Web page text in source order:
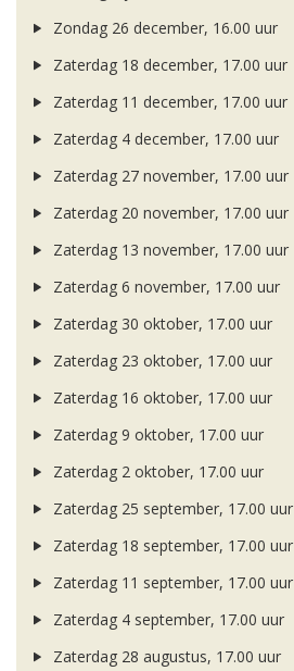
Zondag 26 december, 16.00 uur
Zaterdag 18 december, 17.00 uur
Zaterdag 11 december, 17.00 uur
Zaterdag 4 december, 17.00 uur
Zaterdag 27 november, 17.00 uur
Zaterdag 20 november, 17.00 uur
Zaterdag 13 november, 17.00 uur
Zaterdag 6 november, 17.00 uur
Zaterdag 30 oktober, 17.00 uur
Zaterdag 23 oktober, 17.00 uur
Zaterdag 16 oktober, 17.00 uur
Zaterdag 9 oktober, 17.00 uur
Zaterdag 2 oktober, 17.00 uur
Zaterdag 25 september, 17.00 uur
Zaterdag 18 september, 17.00 uur
Zaterdag 11 september, 17.00 uur
Zaterdag 4 september, 17.00 uur
Zaterdag 28 augustus, 17.00 uur